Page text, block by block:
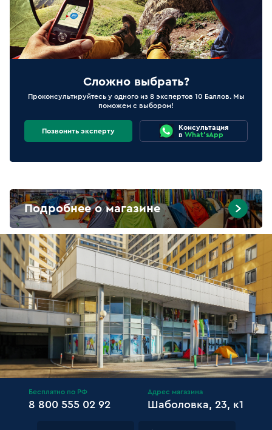
Сложно выбрать?
Проконсультируйтесь у одного из 8 экспертов 10 Баллов. Мы
поможем с выбором!
Позвонить эксперту
Консультация
в What'sApp
Подробнее о магазине
Бесплатно по РФ
8 800 555 02 92
Адрес магазина
Шаболовка, 23, к1